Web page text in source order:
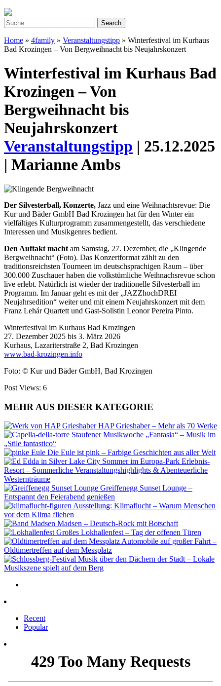
Home » 4family » Veranstaltungstipp » Winterfestival im Kurhaus
Bad Krozingen – Von Bergweihnacht bis Neujahrskonzert
Winterfestival im Kurhaus Bad
Krozingen – Von
Bergweihnacht bis
Neujahrskonzert
Veranstaltungstipp | 25.12.2025
| Marianne Ambs
Der Silvesterball, Konzerte, Jazz und eine Weihnachtsrevue: Die
Kur und Bäder GmbH Bad Krozingen hat für den Winter ein
vielfältiges Kulturprogramm zusammengestellt, das verschiedene
Interessen und Musikgenres bedient.
Den Auftakt macht am Samstag, 27. Dezember, die „Klingende
Bergweihnacht“ (Foto). Das Konzertformat zählt zu den
traditionsreichsten Tourneen im deutschsprachigen Raum – über
300.000 Zuschauer haben die volkstümliche Weihnachsrevue schon
live erlebt. Natürlich ist wieder der traditionelle Silvesterball im
Programm. Im Januar geht es mit der „JAZZhochDREI
Neujahrsedition“ weiter und mit einem Neujahrskonzert mit dem
Franz Lehár Quartett und Gast-Solistin Leonor Pereira Pinto.
Winterfestival im Kurhaus Bad Krozingen
27. Dezember 2025 bis 3. März 2026
Kurhaus, Lazariterstraße 2, Bad Krozingen
www.bad-krozingen.info
Foto: © Kur und Bäder GmbH, Bad Krozingen
Post Views: 6
MEHR AUS DIESER KATEGORIE
HAP Grieshaber – Mehr als 70 Werke
Staufener Musikwoche „Fantasia“ – Musik im
„Stile fantastico“
Die Eule ist pink – Farbige Geschichten aus aller Welt
Sommer im Europa-Park Erlebnis-
Resort – Sommerliche Veranstaltungshighlights & Abenteuerliche
Westernträume
Greiffenegg Sunset Lounge –
Entspannt den Feierabend genießen
Ausstellung: Klimaflucht – Warum Menschen
vor dem Klima fliehen
Madsen – Deutsch-Rock mit Botschaft
Großes Lokhallenfest – Tag der offenen Türen
Automobile auf großer Fahrt –
Oldtimertreffen auf dem Messplatz
Musik über den Dächern der Stadt – Lokale
Musikszene spielt auf dem Berg
Recent
Popular